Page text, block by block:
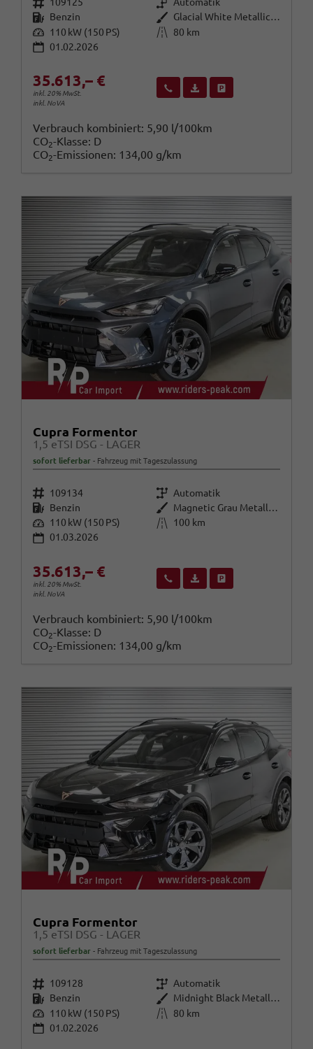
Kraftstoff Benzin Außenfarbe
Glacial White Metallic (2Y)
Leistung 110 kW (150 PS) Kilometerstand
80 km
01.02.2026
35.613,– €
inkl. 20% MwSt.
inkl. NoVA
Wir rufen Sie anFahrzeugexposé (PDF)
Verbrauch kombiniert: 5,90 l/100km
CO2-Klasse: D
CO2-Emissionen: 134,00 g/km
Cupra Formentor
1,5 eTSI DSG - LAGER
sofort lieferbar Fahrzeug mit Tageszulassung
Fahrzeugnr. 109134 Getriebe Automatik
Kraftstoff Benzin Außenfarbe
Magnetic Grau Metallic (S7)
Leistung 110 kW (150 PS) Kilometerstand
100 km
01.03.2026
35.613,– €
inkl. 20% MwSt.
inkl. NoVA
Wir rufen Sie anFahrzeugexposé (PDF)
Verbrauch kombiniert: 5,90 l/100km
CO2-Klasse: D
CO2-Emissionen: 134,00 g/km
Cupra Formentor
1,5 eTSI DSG - LAGER
sofort lieferbar Fahrzeug mit Tageszulassung
Fahrzeugnr. 109128 Getriebe Automatik
Kraftstoff Benzin Außenfarbe
Midnight Black Metallic (0E)
Leistung 110 kW (150 PS) Kilometerstand
80 km
01.02.2026